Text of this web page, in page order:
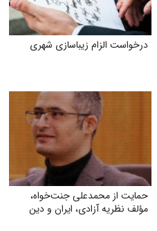
درخواست الزام زیبا‌سازی شهری
حمایت از محمدعلی جنت‌خواه،
مؤلف نظریه آزادی، ایران و دین